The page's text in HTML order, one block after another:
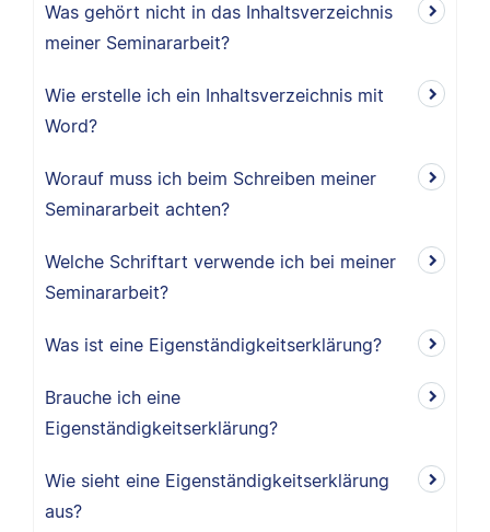
Was gehört nicht in das Inhaltsverzeichnis
meiner Seminararbeit?
Wie erstelle ich ein Inhaltsverzeichnis mit
Word?
Worauf muss ich beim Schreiben meiner
Seminararbeit achten?
Welche Schriftart verwende ich bei meiner
Seminararbeit?
Was ist eine Eigenständigkeitserklärung?
Brauche ich eine
Eigenständigkeitserklärung?
Wie sieht eine Eigenständigkeitserklärung
aus?